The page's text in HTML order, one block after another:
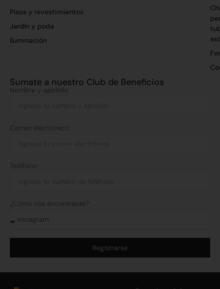
Pisos y revestimientos
Jardín y poda
Iluminación
Sumate a nuestro Club de Beneficios
Nombre y apellido
Correo electrónico
Teléfono
¿Cómo nos encontraste?
Registrarse